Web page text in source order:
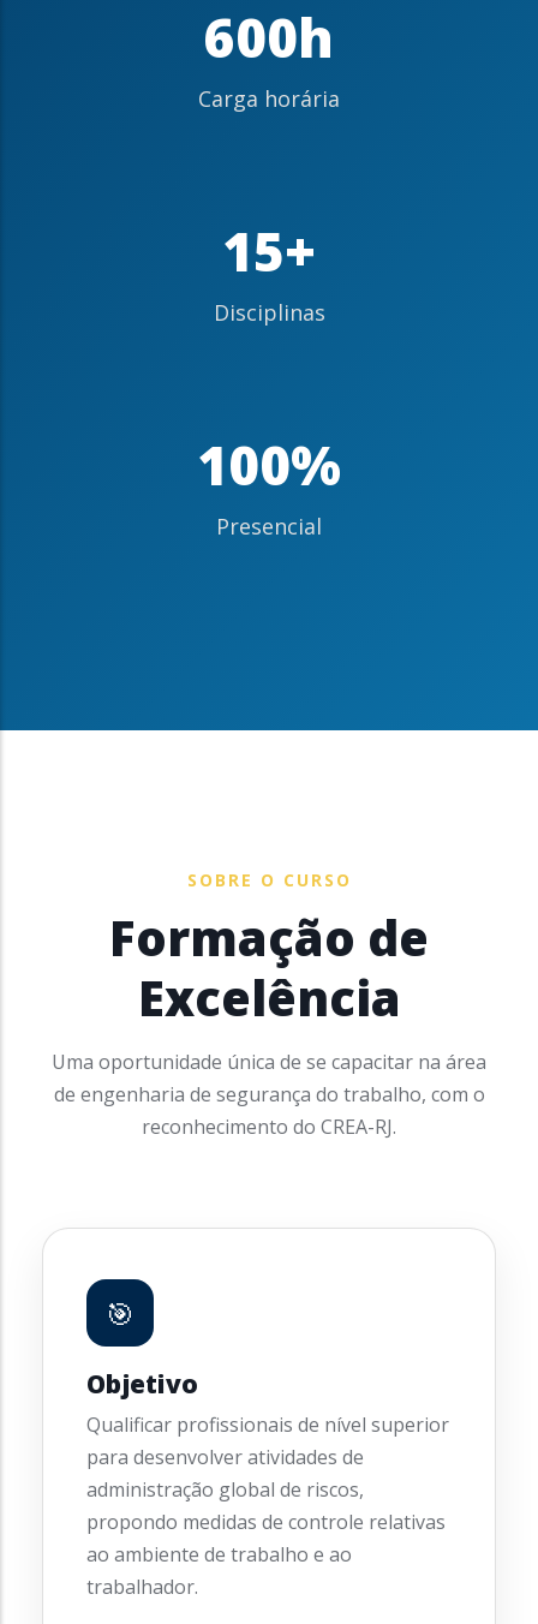
600h
Carga horária
15+
Disciplinas
100%
Presencial
SOBRE O CURSO
Formação de
Excelência
Uma oportunidade única de se capacitar na área
de engenharia de segurança do trabalho, com o
reconhecimento do CREA-RJ.
🎯
Objetivo
Qualificar profissionais de nível superior
para desenvolver atividades de
administração global de riscos,
propondo medidas de controle relativas
ao ambiente de trabalho e ao
trabalhador.